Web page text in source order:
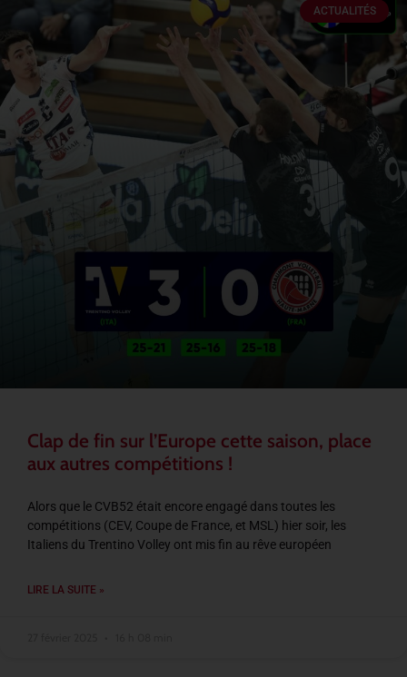
ACTUALITÉS
Clap de fin sur l’Europe cette saison, place
aux autres compétitions !
Alors que le CVB52 était encore engagé dans toutes les
compétitions (CEV, Coupe de France, et MSL) hier soir, les
Italiens du Trentino Volley ont mis fin au rêve européen
LIRE LA SUITE »